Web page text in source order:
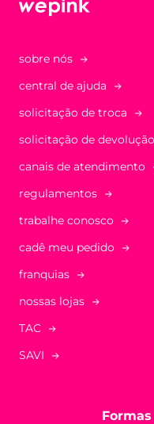
sobre nós
central de ajuda
solicitação de troca
solicitação de devolução
canais de atendimento
regulamentos
trabalhe conosco
cadê meu pedido
franquias
nossas lojas
TAC
SAVI